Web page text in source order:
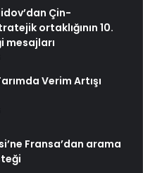
Çin-
ortaklığının 10.
mesajları
Verim Artışı
Fransa’dan arama